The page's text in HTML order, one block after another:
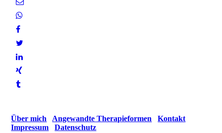
Über mich Angewandte Therapieformen
Kontakt
Impressum
Datenschutz